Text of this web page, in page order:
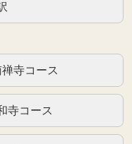
寺コース
寺コース